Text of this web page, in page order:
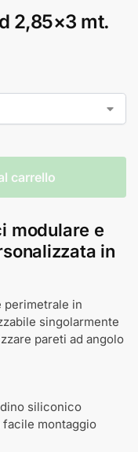
2,85×3 mt.
carrello
modulare e
in
perimetrale in
singolarmente
pareti ad angolo
siliconico
montaggio